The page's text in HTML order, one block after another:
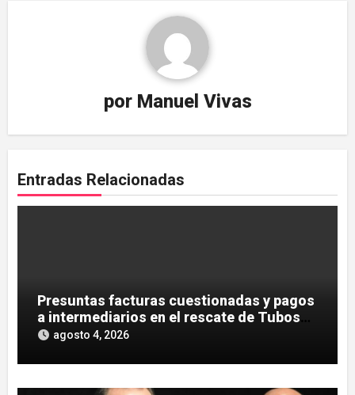
por Manuel Vivas
Entradas Relacionadas
Presuntas facturas cuestionadas y pagos
a intermediarios en el rescate de Tubos
Reunidos
agosto 4, 2026